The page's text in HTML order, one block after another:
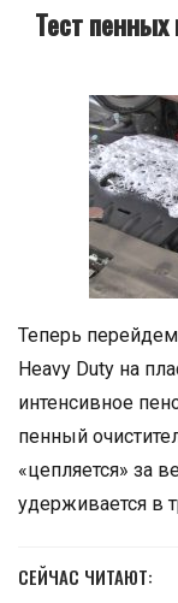
Тест
Теперь
Heavy Duty на
интенсивное
пенный
«цепляется» за
удерживается в
СЕЙЧАС ЧИТАЮТ: